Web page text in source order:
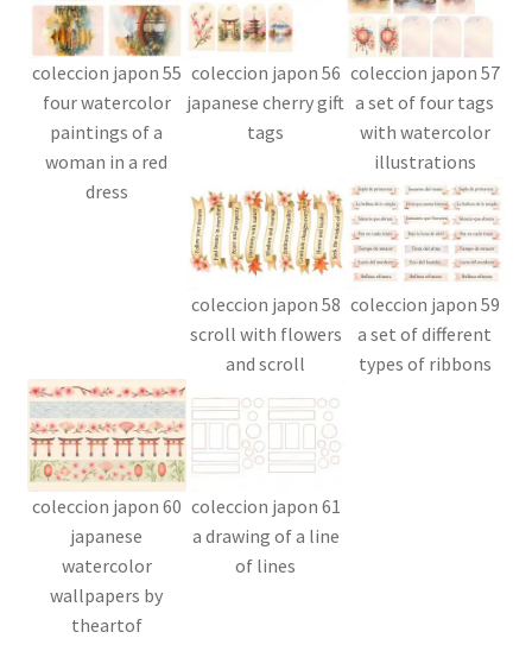
coleccion japon 55
four watercolor
paintings of a
woman in a red
dress
coleccion japon 56
japanese cherry gift
tags
coleccion japon 57
a set of four tags
with watercolor
illustrations
coleccion japon 58
scroll with flowers
and scroll
coleccion japon 59
a set of different
types of ribbons
coleccion japon 60
japanese
watercolor
wallpapers by
theartof
coleccion japon 61
a drawing of a line
of lines